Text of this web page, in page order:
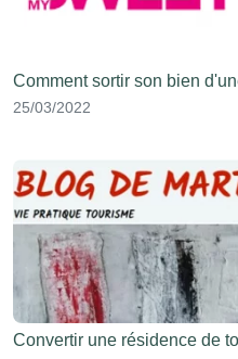
Comment sortir son bien
25/03/2022
Convertir une résidence de